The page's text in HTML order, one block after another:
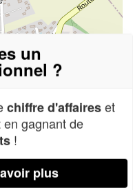
contributors,CC-BY-SA
un
?
chiffre d'affaireset
en gagnant de
!
plus